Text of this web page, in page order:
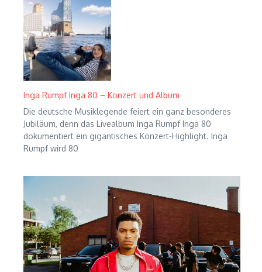
Inga Rumpf Inga 80 – Konzert und Album
Die deutsche Musiklegende feiert ein ganz besonderes
Jubiläum, denn das Livealbum Inga Rumpf Inga 80
dokumentiert ein gigantisches Konzert-Highlight. Inga
Rumpf wird 80